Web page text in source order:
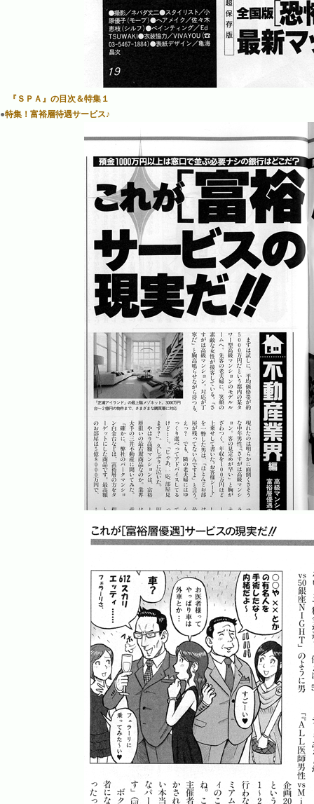
『ＳＰＡ』の目次＆特集１
●特集！富裕層待遇サービス♪